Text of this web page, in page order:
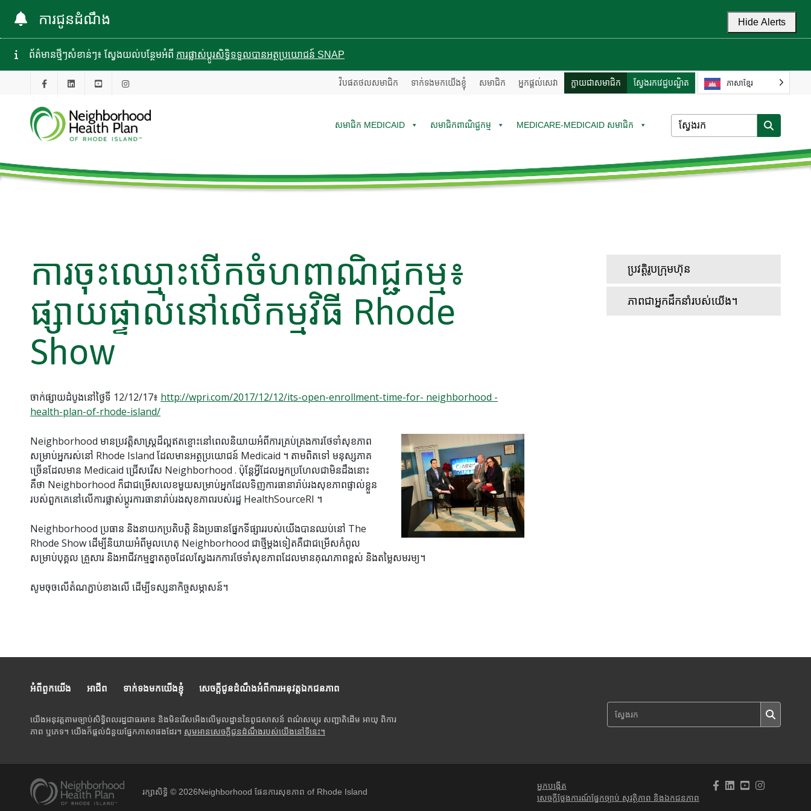
ការជូនដំណឹង Hide Alerts
ព័ត៌មានថ្មីៗសំខាន់ៗ៖ ស្វែងយល់បន្ថែមអំពី ការផ្លាស់ប្តូរសិទ្ធិទទួលបានអត្ថប្រយោជន៍ SNAP
វិបផតថលសមាជិក ទាក់ទងមកយើងខ្ញុំ សមាជិក អ្នកផ្តល់សេវា ក្លាយជាសមាជិក ស្វែងរកវេជ្ជបណ្ឌិត ភាសាខ្មែរ
សមាជិក MEDICAID សមាជិកពាណិជ្ជកម្ម MEDICARE-MEDICAID សមាជិក
ការចុះឈ្មោះបើកចំហពាណិជ្ជកម្ម៖
ផ្សាយផ្ទាល់នៅលើកម្មវិធី Rhode
Show
ចាក់ផ្សាយដំបូងនៅថ្ងៃទី 12/12/17៖ http://wpri.com/2017/12/12/its-open-enrollment-time-for- neighborhood -
health-plan-of-rhode-island/
Neighborhood មានប្រវតិ្តសាស្រ្តដ៏ល្អឥតខ្ចោះនៅពេលនិយាយអំពីការគ្រប់គ្រងការថែទាំសុខភាព
សម្រាប់អ្នករស់នៅ Rhode Island ដែលមានអត្ថប្រយោជន៍ Medicaid ។ តាមពិតទៅ មនុស្សភាគ
ច្រើនដែលមាន Medicaid ជ្រើសរើស Neighborhood . ប៉ុន្តែអ្វីដែលអ្នកប្រហែលជាមិនដឹងនោះ
គឺថា Neighborhood ក៏ជាជម្រើសលេខមួយសម្រាប់អ្នកដែលទិញការធានារ៉ាប់រងសុខភាពផ្ទាល់ខ្លួន
របស់ពួកគេនៅលើការផ្លាស់ប្តូរការធានារ៉ាប់រងសុខភាពរបស់រដ្ឋ HealthSourceRI ។
Neighborhood ប្រធាន និងនាយកប្រតិបត្តិ និងប្រធានផ្នែកទីផ្សាររបស់យើងបានឈប់នៅ The
Rhode Show ដើម្បីនិយាយអំពីមូលហេតុ Neighborhood ជាថ្មីម្តងទៀតគឺជាជម្រើសកំពូល
សម្រាប់បុគ្គល គ្រួសារ និងអាជីវកម្មខ្នាតតូចដែលស្វែងរកការថែទាំសុខភាពដែលមានគុណភាពខ្ពស់ និងតម្លៃសមរម្យ។
សូមចុចលើតំណភ្ជាប់ខាងលើ ដើម្បីទស្សនាកិច្ចសម្ភាសន៍។
ប្រវត្តិរូបក្រុមហ៊ុន
ភាពជាអ្នកដឹកនាំរបស់យើង។
អំពីពួកយើង អាជីព ទាក់ទងមកយើងខ្ញុំ សេចក្តីជូនដំណឹងអំពីការអនុវត្តឯកជនភាព
យើងអនុវត្តតាមច្បាប់សិទ្ធិពលរដ្ឋជាធរមាន និងមិនរើសអើងលើមូលដ្ឋាននៃពូជសាសន៍ ពណ៌សម្បុរ សញ្ជាតិដើម អាយុ ពិការ
ភាព ឬភេទ។ យើងក៏ផ្តល់ជំនួយផ្នែកភាសាផងដែរ។ សូមអានសេចក្តីជូនដំណឹងរបស់យើងនៅទីនេះ។
រក្សាសិទ្ធិ © 2026 Neighborhood ផែនការសុខភាព of Rhode Island
អ្នកបង្កើត
សេចក្តីថ្លែងការណ៍ផ្នែកច្បាប់ សុវត្ថិភាព និងឯកជនភាព